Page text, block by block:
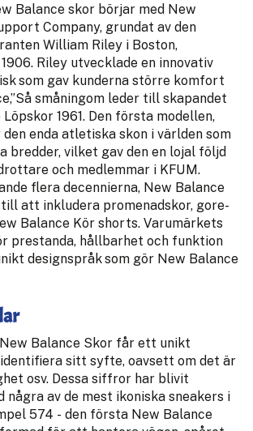
Balance skor börjar med New
Company, grundat av den
William Riley i Boston,
Riley utvecklade en innovativ
som gav kunderna större komfort
småningom leder till skapandet
1961. Den första modellen,
enda atletiska skon i världen som
bredder, vilket gav den en lojal följd
och medlemmar i KFUM.
flera decennierna, New Balance
att inkludera promenadskor, gore-
Balance Kör shorts. Varumärkets
prestanda, hållbarhet och funktion
designspråk som gör New Balance
Balance Skor får ett unikt
sitt syfte, oavsett om det är
osv. Dessa siffror har blivit
några av de mest ikoniska sneakers i
574 - den första New Balance